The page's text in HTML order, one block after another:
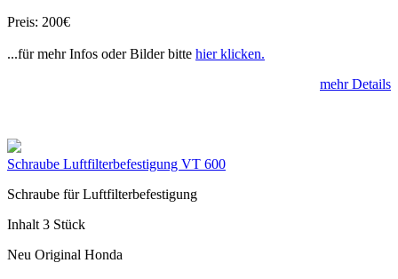
Preis: 200€
...für mehr Infos oder Bilder bitte hier klicken.
mehr Details
Schraube Luftfilterbefestigung VT 600
Schraube für Luftfilterbefestigung
Inhalt 3 Stück
Neu Original Honda